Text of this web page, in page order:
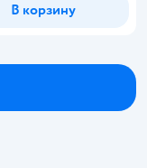
В корзину